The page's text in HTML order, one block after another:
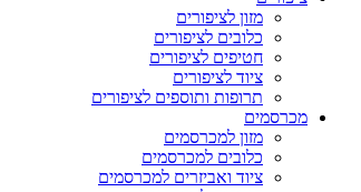
מזון לציפורים
כלובים לציפורים
חטיפים לציפורים
ציוד לציפורים
תרופות ותוספים לציפורים
מכרסמים
מזון למכרסמים
כלובים למכרסמים
ציוד ואביזרים למכרסמים